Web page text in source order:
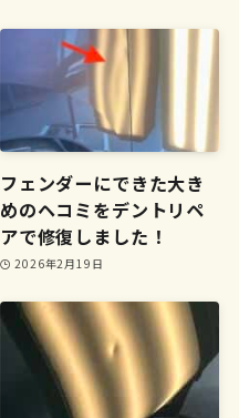
フェンダーにできた大き
めのヘコミをデントリペ
アで修復しました！
2026年2月19日